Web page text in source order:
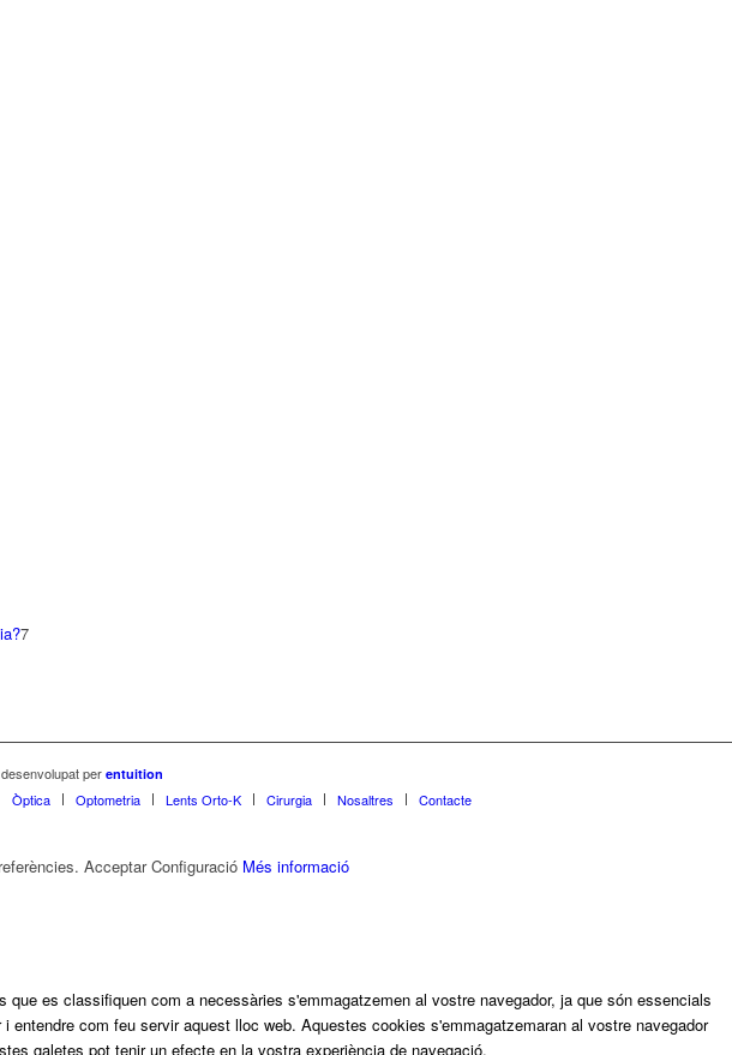
7
per entuition
Òptica Optometria Lents Orto-K Cirurgia Nosaltres Contacte
Acceptar Configuració Més informació
es classifiquen com a necessàries s'emmagatzemen al vostre navegador, ja que són essencials
com feu servir aquest lloc web. Aquestes cookies s'emmagatzemaran al vostre navegador
galetes pot tenir un efecte en la vostra experiència de navegació.